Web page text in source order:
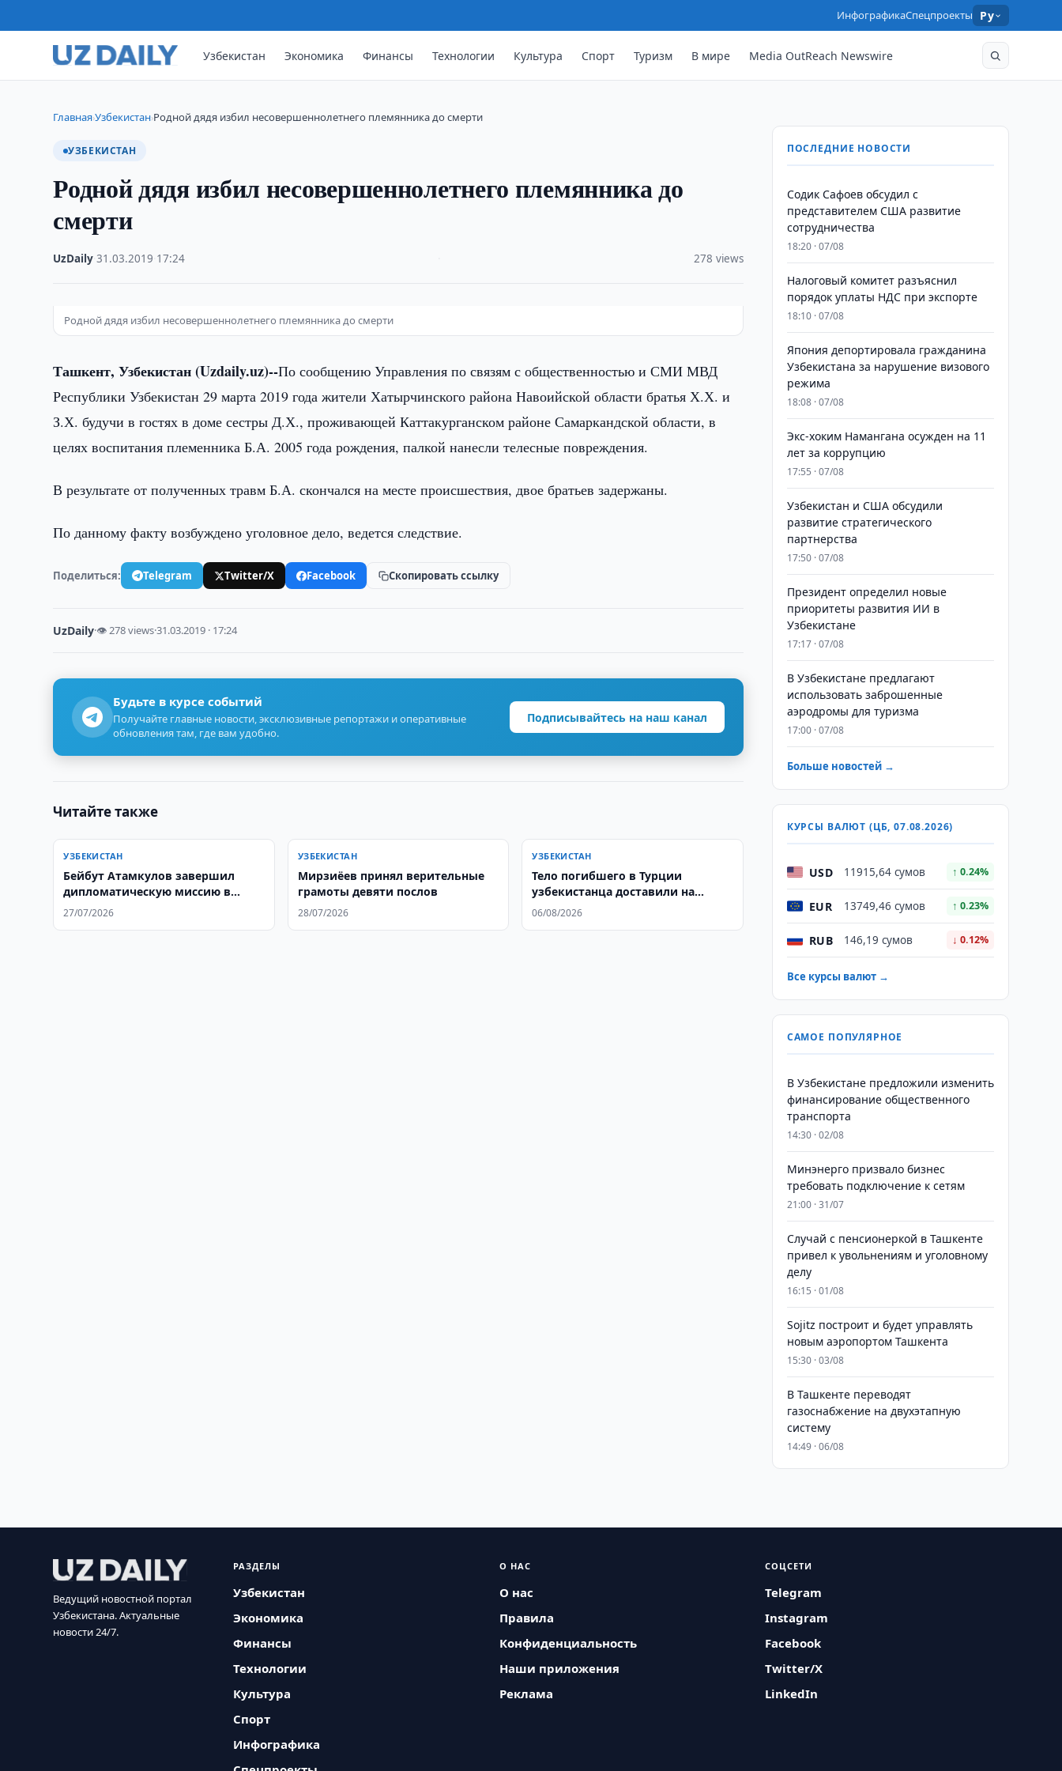
ИнфографикаСпецпроекты Ру
Узбекистан Экономика Финансы Технологии Культура Спорт Туризм В мире Media OutReach Newswire
Главная›Узбекистан›Родной дядя избил несовершеннолетнего племянника до смерти
УЗБЕКИСТАН
Родной дядя избил несовершеннолетнего племянника до
смерти
UzDaily ·31.03.2019 17:24 278 views
Родной дядя избил несовершеннолетнего племянника до смерти
Ташкент, Узбекистан (Uzdaily.uz)--По сообщению Управления по связям с общественностью и СМИ МВД
Республики Узбекистан 29 марта 2019 года жители Хатырчинского района Навоийской области братья Х.Х. и
З.Х. будучи в гостях в доме сестры Д.Х., проживающей Каттакурганском районе Самаркандской области, в
целях воспитания племенника Б.А. 2005 года рождения, палкой нанесли телесные повреждения.
В результате от полученных травм Б.А. скончался на месте происшествия, двое братьев задержаны.
По данному факту возбуждено уголовное дело, ведется следствие.
Поделиться: Telegram Twitter/X Facebook Скопировать ссылку
UzDaily·👁 278 views·31.03.2019 · 17:24
Будьте в курсе событий
Получайте главные новости, эксклюзивные репортажи и оперативные
обновления там, где вам удобно.
Подписывайтесь на наш канал
Читайте также
УЗБЕКИСТАН
Бейбут Атамкулов завершил
дипломатическую миссию в
Узбекистане
27/07/2026
УЗБЕКИСТАН
Мирзиёев принял верительные
грамоты девяти послов
28/07/2026
УЗБЕКИСТАН
Тело погибшего в Турции
узбекистанца доставили на
родину
06/08/2026
ПОСЛЕДНИЕ НОВОСТИ
Содик Сафоев обсудил с
представителем США развитие
сотрудничества
18:20 · 07/08
Налоговый комитет разъяснил
порядок уплаты НДС при экспорте
18:10 · 07/08
Япония депортировала гражданина
Узбекистана за нарушение визового
режима
18:08 · 07/08
​​​​​​​Экс-хоким Намангана осужден на 11
лет за коррупцию
17:55 · 07/08
Узбекистан и США обсудили
развитие стратегического
партнерства
17:50 · 07/08
Президент определил новые
приоритеты развития ИИ в
Узбекистане
17:17 · 07/08
В Узбекистане предлагают
использовать заброшенные
аэродромы для туризма
17:00 · 07/08
Больше новостей →
КУРСЫ ВАЛЮТ (ЦБ, 07.08.2026)
USD 11915,64 сумов ↑ 0.24%
EUR 13749,46 сумов ↑ 0.23%
RUB 146,19 сумов ↓ 0.12%
Все курсы валют →
САМОЕ ПОПУЛЯРНОЕ
В Узбекистане предложили изменить
финансирование общественного
транспорта
14:30 · 02/08
Минэнерго призвало бизнес
требовать подключение к сетям
21:00 · 31/07
Случай с пенсионеркой в Ташкенте
привел к увольнениям и уголовному
делу
16:15 · 01/08
Sojitz построит и будет управлять
новым аэропортом Ташкента
15:30 · 03/08
В Ташкенте переводят
газоснабжение на двухэтапную
систему
14:49 · 06/08
Ведущий новостной портал
Узбекистана. Актуальные
новости 24/7.
РАЗДЕЛЫ
Узбекистан
Экономика
Финансы
Технологии
Культура
Спорт
Инфографика
О НАС
О нас
Правила
Конфиденциальность
Наши приложения
Реклама
СОЦСЕТИ
Telegram
Instagram
Facebook
Twitter/X
LinkedIn